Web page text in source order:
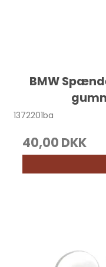
BMW
1372201ba
40,00 DKK